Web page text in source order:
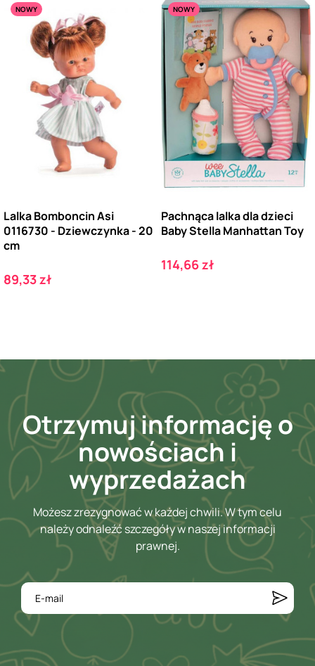
NOWY
Lalka Bomboncin Asi
0116730 - Dziewczynka - 20
cm
Cena
89,33 zł
NOWY
Pachnąca lalka dla dzieci
Baby Stella Manhattan Toy
Cena
114,66 zł
Otrzymuj informację o
nowościach i
wyprzedażach
Możesz zrezygnować w każdej chwili. W tym celu
należy odnaleźć szczegóły w naszej informacji
prawnej.